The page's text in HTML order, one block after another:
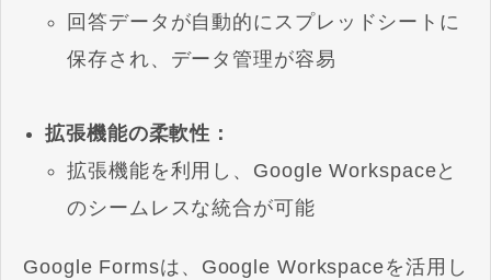
回答データが自動的にスプレッドシートに
保存され、データ管理が容易
拡張機能の柔軟性：
拡張機能を利用し、Google Workspaceと
のシームレスな統合が可能
Google Formsは、Google Workspaceを活用し